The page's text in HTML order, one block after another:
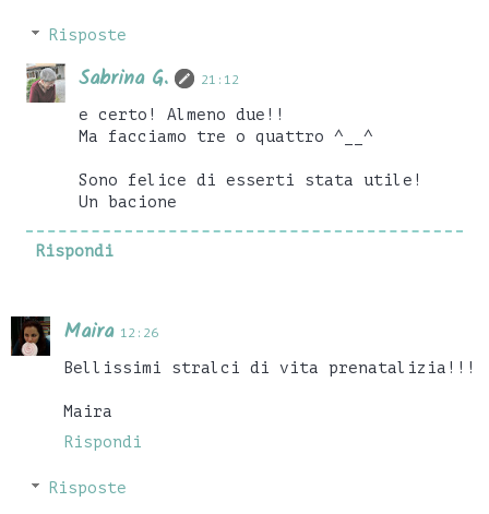
Risposte
Sabrina G. 21:12
e certo! Almeno due!!
Ma facciamo tre o quattro ^__^
Sono felice di esserti stata utile!
Un bacione
Rispondi
Maira 12:26
Bellissimi stralci di vita prenatalizia!!!
Maira
Rispondi
Risposte